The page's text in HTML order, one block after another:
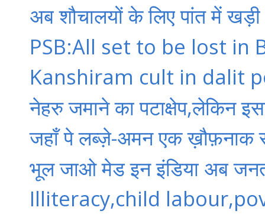
अब शौचालयों के लिए पांत में खड़ी
PSB:All set to be lost in
Kanshiram cult in dalit
नेहरु जमाने का पटाक्षेप,लेकिन
जहाँ पे लब्ज़े-अमन एक ख़ौफ़नाक
भूल जाओ मेड इन इंडिया अब
Illiteracy,child